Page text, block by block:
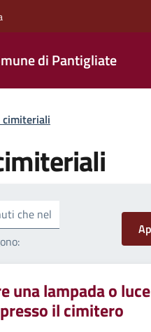
di Pantigliate
pane
cimiteriali
che nel
una lampada o luce
il cimitero